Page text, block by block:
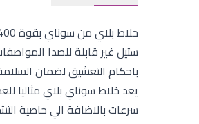
ستيل غير قابلة للصدا
سرعات بالاضافة الي خاصية